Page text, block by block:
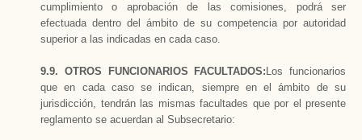
cumplimiento o aprobación de las comisiones, podrá ser
efectuada dentro del ámbito de su competencia por autoridad
superior a las indicadas en cada caso.
9.9. OTROS FUNCIONARIOS FACULTADOS: Los funcionarios
que en cada caso se indican, siempre en el ámbito de su
jurisdicción, tendrán las mismas facultades que por el presente
reglamento se acuerdan al Subsecretario: